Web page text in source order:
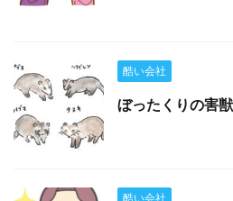
酷い会社
ぼったくりの害
酷い会社